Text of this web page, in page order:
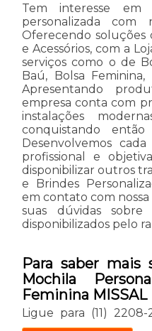
Tem interesse em
personalizada com
Oferecendo soluções
e Acessórios, com a
serviços como o de
Baú, Bolsa
Apresentando
empresa conta com
instalações
conquistando
Desenvolvemos
profissional e
disponibilizar outros
e Brindes
em contato com nossa
suas dúvidas
disponibilizados pelo
Para saber mais
Mochila
Feminina MISSAL
Ligue para (11) 2208-